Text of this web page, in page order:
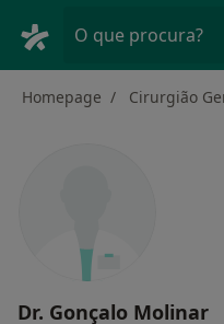
O que procura?
Homepage Cirurgião
Dr. Gonçalo Molinar